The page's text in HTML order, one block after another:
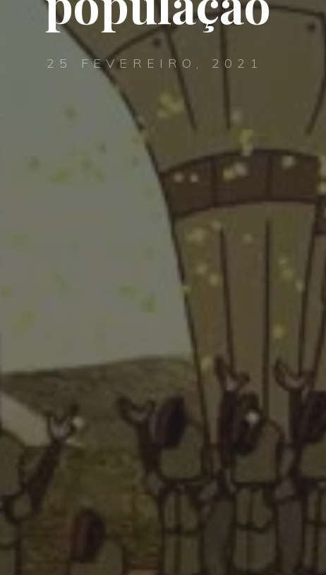
25 FEVEREIRO, 2021